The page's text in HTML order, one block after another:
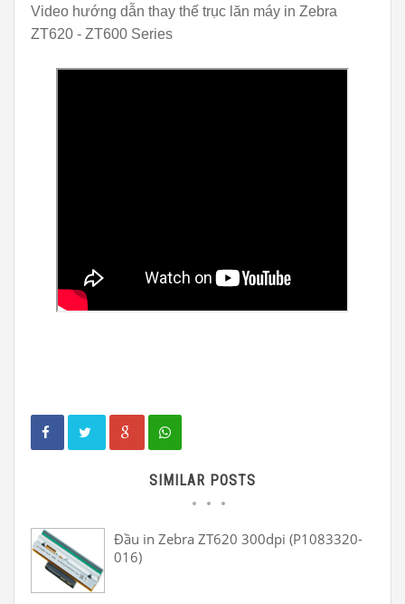
Video hướng dẫn thay thế trục lăn máy in Zebra
ZT620 - ZT600 Series
SIMILAR POSTS
Đầu in Zebra ZT620 300dpi (P1083320-
016)